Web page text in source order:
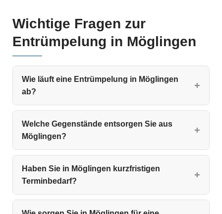
Wichtige Fragen zur
Entrümpelung in Möglingen
Wie läuft eine Entrümpelung in Möglingen
ab?
Welche Gegenstände entsorgen Sie aus
Möglingen?
Haben Sie in Möglingen kurzfristigen
Terminbedarf?